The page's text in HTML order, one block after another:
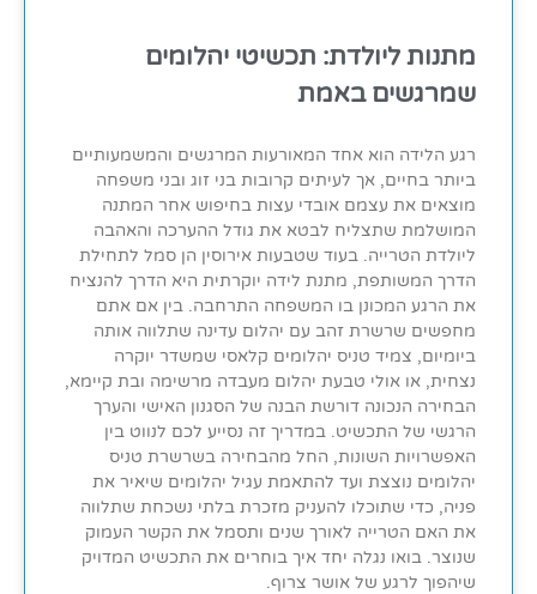
מתנות ליולדת: תכשיטי יהלומים
שמרגשים באמת
רגע הלידה הוא אחד המאורעות המרגשים והמשמעותיים
ביותר בחיים, אך לעיתים קרובות בני זוג ובני משפחה
מוצאים את עצמם אובדי עצות בחיפוש אחר המתנה
המושלמת שתצליח לבטא את גודל ההערכה והאהבה
ליולדת הטרייה. בעוד שטבעות אירוסין הן סמל לתחילת
הדרך המשותפת, מתנת לידה יוקרתית היא הדרך להנציח
את הרגע המכונן בו המשפחה התרחבה. בין אם אתם
מחפשים שרשרת זהב עם יהלום עדינה שתלווה אותה
ביומיום, צמיד טניס יהלומים קלאסי שמשדר יוקרה
נצחית, או אולי טבעת יהלום מעבדה מרשימה ובת קיימא,
הבחירה הנכונה דורשת הבנה של הסגנון האישי והערך
הרגשי של התכשיט. במדריך זה נסייע לכם לנווט בין
האפשרויות השונות, החל מהבחירה בשרשרת טניס
יהלומים נוצצת ועד להתאמת עגיל יהלומים שיאיר את
פניה, כדי שתוכלו להעניק מזכרת בלתי נשכחת שתלווה
את האם הטרייה לאורך שנים ותסמל את הקשר העמוק
שנוצר. בואו נגלה יחד איך בוחרים את התכשיט המדויק
שיהפוך לרגע של אושר צרוף.